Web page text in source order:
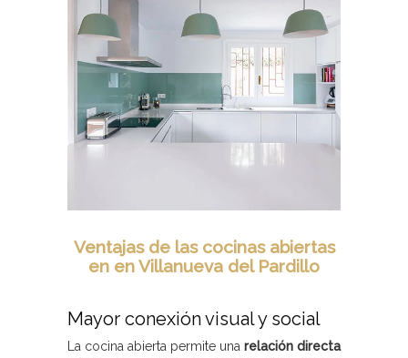
Ventajas de las cocinas abiertas
en en Villanueva del Pardillo
Mayor conexión visual y social
La cocina abierta permite una relación directa